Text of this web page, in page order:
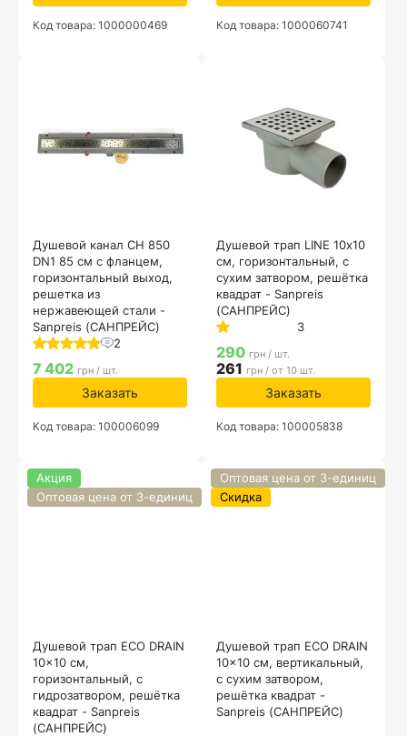
Код товара: 1000000469 Код товара: 1000060741
Душевой канал CH 850
DN1 85 см с фланцем,
горизонтальный выход,
решетка из
нержавеющей стали -
Sanpreis (САНПРЕЙС)
2
7 402 грн / шт.
Заказать
Код товара: 100006099
Душевой трап LINE 10х10
см, горизонтальный, с
сухим затвором, решётка
квадрат - Sanpreis
(САНПРЕЙС)
3
290 грн / шт.
261 грн / от 10 шт.
Заказать
Код товара: 100005838
Душевой трап ECO DRAIN
10x10 см,
горизонтальный, с
гидрозатвором, решётка
квадрат - Sanpreis
(САНПРЕЙС)
Акция
Оптовая цена от 3-единиц
Душевой трап ECO DRAIN
10x10 см, вертикальный,
с сухим затвором,
решётка квадрат -
Sanpreis (САНПРЕЙС)
Оптовая цена от 3-единиц
Скидка